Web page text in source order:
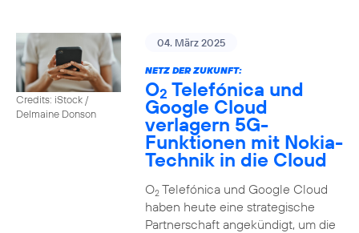
Credits: iStock /
Delmaine Donson
04. März 2025
NETZ DER ZUKUNFT:
O2 Telefónica und
Google Cloud
verlagern 5G-
Funktionen mit Nokia-
Technik in die Cloud
O2Telefónica und Google Cloud
haben heute eine strategische
Partnerschaft angekündigt, um die